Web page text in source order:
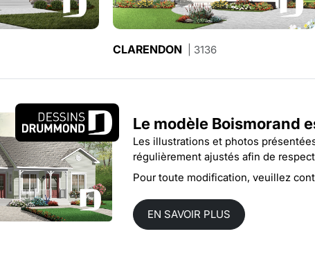
CLARENDON | 3136
Le modèle Boismorand
Les illustrations et photos
régulièrement ajustés afin de
Pour toute modification, veuillez
EN SAVOIR PLUS